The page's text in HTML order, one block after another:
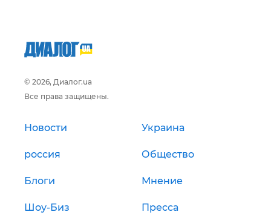
© 2026, Диалог.ua
Все права защищены.
Новости Украина
россия Общество
Блоги Мнение
Шоу-Биз Пресса